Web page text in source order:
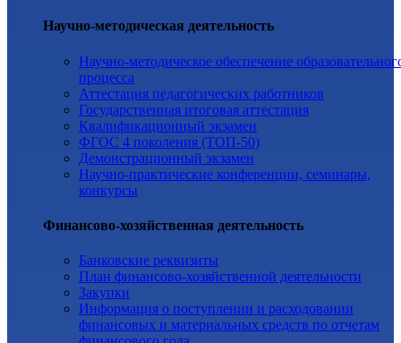
Научно-методическая деятельность
Научно-методическое обеспечение
процесса
Аттестация педагогических работников
Государственная итоговая аттестация
Квалификационный экзамен
ФГОС 4 поколения (ТОП-50)
Демонстрационный экзамен
Научно-практические конференции, семинары,
конкурсы
Финансово-хозяйственная деятельность
Банковские реквизиты
План финансово-хозяйственной деятельности
Закупки
Информация о поступлении и расходовании
финансовых и материальных средств по отчетам